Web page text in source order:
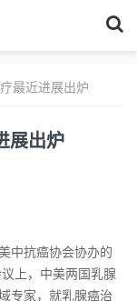
最近进展出炉
展出炉
中抗癌协会协办的
上，中美两国乳腺
专家，就乳腺癌治